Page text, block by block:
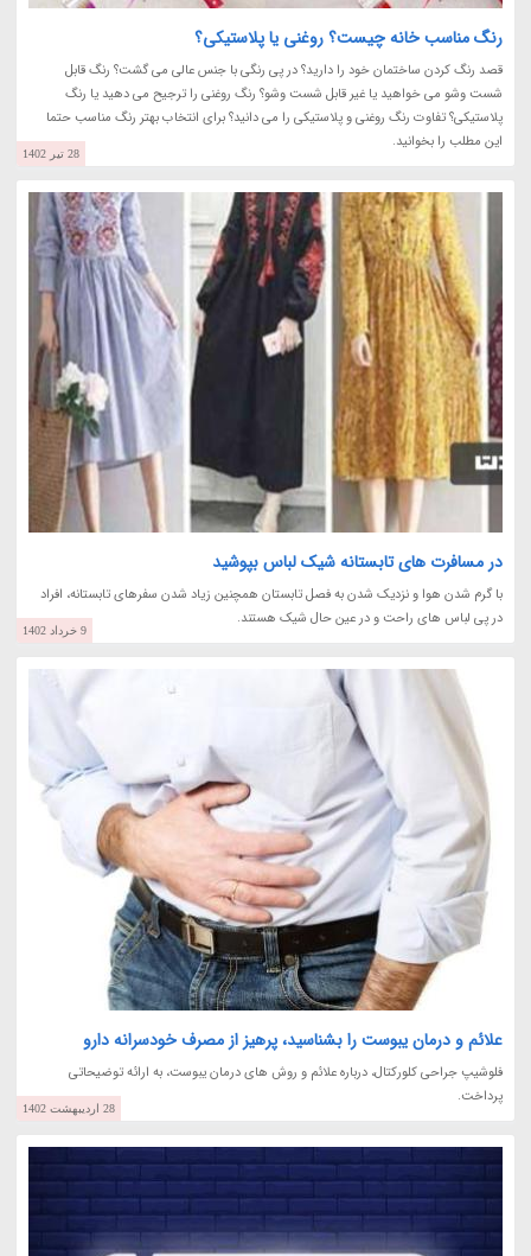
رنگ مناسب خانه چیست؟ روغنی یا پلاستیکی؟
قصد رنگ کردن ساختمان خود را دارید؟ در پی رنگی با جنس عالی می گشت؟ رنگ قابل
شست وشو می خواهید یا غیر قابل شست وشو؟ رنگ روغنی را ترجیح می دهید یا رنگ
پلاستیکی؟ تفاوت رنگ روغنی و پلاستیکی را می دانید؟ برای انتخاب بهتر رنگ مناسب حتما
این مطلب را بخوانید.
28 تیر 1402
در مسافرت های تابستانه شیک لباس بپوشید
با گرم شدن هوا و نزدیک شدن به فصل تابستان همچنین زیاد شدن سفرهای تابستانه، افراد
در پی لباس های راحت و در عین حال شیک هستند.
9 خرداد 1402
علائم و درمان یبوست را بشناسید، پرهیز از مصرف خودسرانه دارو
فلوشیپ جراحی کلورکتال، درباره علائم و روش های درمان یبوست، به ارائه توضیحاتی
پرداخت.
28 اردیبهشت 1402